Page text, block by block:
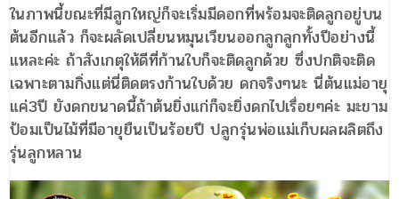
ในภาพนี้ขณะที่มีลูกใหญ่ก็จะเริ่มมีดอกที่พร้อมจะติดลูกอยู่บน
ต้นอีกแล้ว ก็จะผลัดเปลี่ยนหมุนเวียนออกลูกลูกทั้งปีอย่างนี้
แหละค่ะ ถ้าสังเกตุให้ดีที่ก้านใบก็จะติดลูกด้วย ซึ่งปกติจะติด
เฉพาะตามกิ่งแต่นี่ติดตรงก้านใบด้วย ดกจริงๆนะ นี่ต้นแม่อายุ
แค่3ปี ยังดกขนาดนี้ถ้าต้นยิ่งแก่ก็จะยิ่งดกไปเรื่อยๆค่ะ มะขาม
ป้อมเป็นไม้ที่มีอายุยืนเป็นร้อยปี ปลูกรุ่นพ่อแม่เก็บผลผลิตถึง
รุ่นลูกหลาน